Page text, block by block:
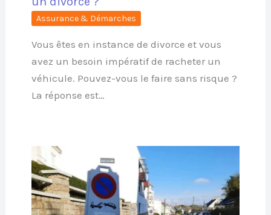
Assurance & Démarches
Vous êtes en instance de divorce et vous
avez un besoin impératif de racheter un
véhicule. Pouvez-vous le faire sans risque ?
La réponse est…